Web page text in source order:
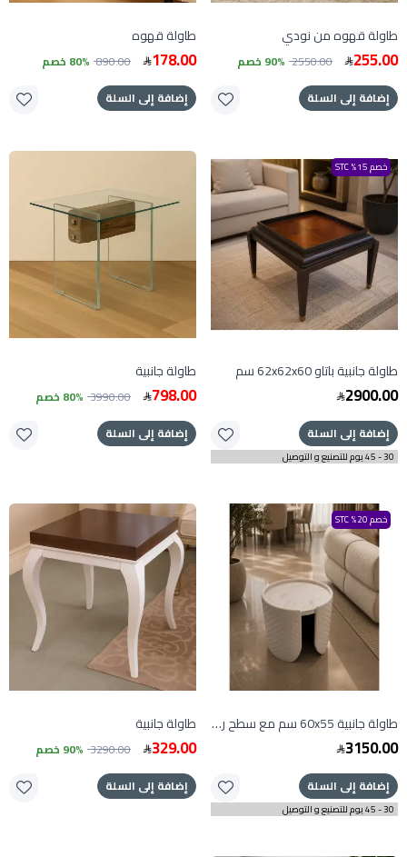
طاولة قهوه من نودي
255.00
2550.00 90% خصم
إضافة إلى السلة
طاولة قهوه
178.00
890.00 80% خصم
إضافة إلى السلة
خصم 15% STC
طاولة جانبية باتاو 62x62x60 سم
2900.00
إضافة إلى السلة
30 - 45 يوم للتصنيع و التوصيل
طاولة جانبية
798.00
3990.00 80% خصم
إضافة إلى السلة
خصم 20% STC
طاولة جانبية 60x55 سم مع سطح رخام
3150.00
إضافة إلى السلة
30 - 45 يوم للتصنيع و التوصيل
طاولة جانبية
329.00
3290.00 90% خصم
إضافة إلى السلة